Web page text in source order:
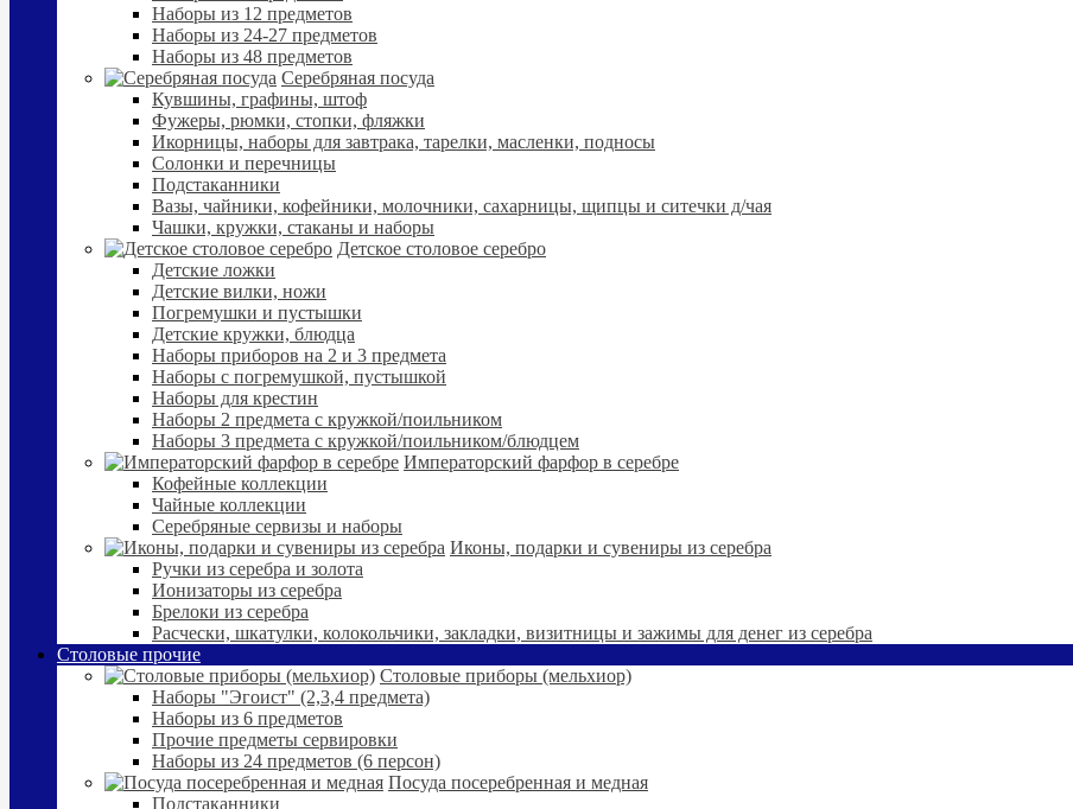
Наборы из 12 предметов
Наборы из 24-27 предметов
Наборы из 48 предметов
Серебряная посуда
Кувшины, графины, штоф
Фужеры, рюмки, стопки, фляжки
Икорницы, наборы для завтрака, тарелки, масленки, подносы
Солонки и перечницы
Подстаканники
Вазы, чайники, кофейники, молочники, сахарницы, щипцы и ситечки д/чая
Чашки, кружки, стаканы и наборы
Детское столовое серебро
Детские ложки
Детские вилки, ножи
Погремушки и пустышки
Детские кружки, блюдца
Наборы приборов на 2 и 3 предмета
Наборы с погремушкой, пустышкой
Наборы для крестин
Наборы 2 предмета с кружкой/поильником
Наборы 3 предмета с кружкой/поильником/блюдцем
Императорский фарфор в серебре
Кофейные коллекции
Чайные коллекции
Серебряные сервизы и наборы
Иконы, подарки и сувениры из серебра
Ручки из серебра и золота
Ионизаторы из серебра
Брелоки из серебра
Расчески, шкатулки, колокольчики, закладки, визитницы и зажимы для денег из серебра
Столовые прочие
Столовые приборы (мельхиор)
Наборы "Эгоист" (2,3,4 предмета)
Наборы из 6 предметов
Прочие предметы сервировки
Наборы из 24 предметов (6 персон)
Посуда посеребренная и медная
Подстаканники